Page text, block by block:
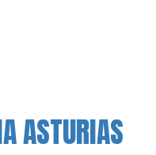
ASTURIAS